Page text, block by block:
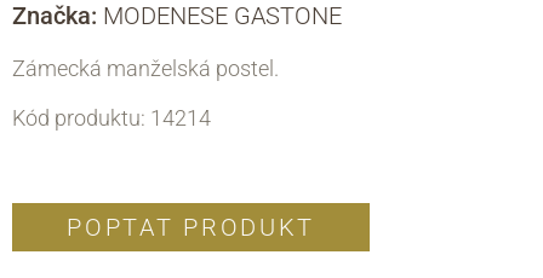
Značka: MODENESE GASTONE
Zámecká manželská postel.
Kód produktu: 14214
POPTAT PRODUKT